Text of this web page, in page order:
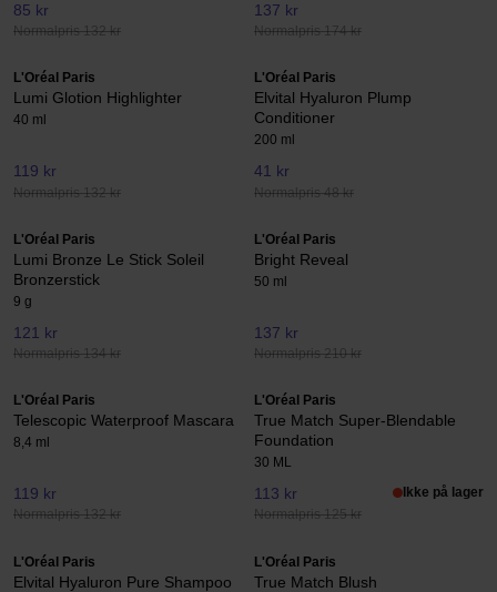
85 kr
Normalpris 132 kr
137 kr
Normalpris 174 kr
L'Oréal Paris
Lumi Glotion Highlighter
40 ml
119 kr
Normalpris 132 kr
L'Oréal Paris
Elvital Hyaluron Plump
Conditioner
200 ml
41 kr
Normalpris 48 kr
L'Oréal Paris
Lumi Bronze Le Stick Soleil
Bronzerstick
9 g
121 kr
Normalpris 134 kr
L'Oréal Paris
Bright Reveal
50 ml
137 kr
Normalpris 210 kr
L'Oréal Paris
Telescopic Waterproof Mascara
8,4 ml
119 kr
Normalpris 132 kr
L'Oréal Paris
True Match Super-Blendable
Foundation
30 ML
113 kr
Normalpris 125 kr
Ikke på lager
L'Oréal Paris
Elvital Hyaluron Pure Shampoo
L'Oréal Paris
True Match Blush